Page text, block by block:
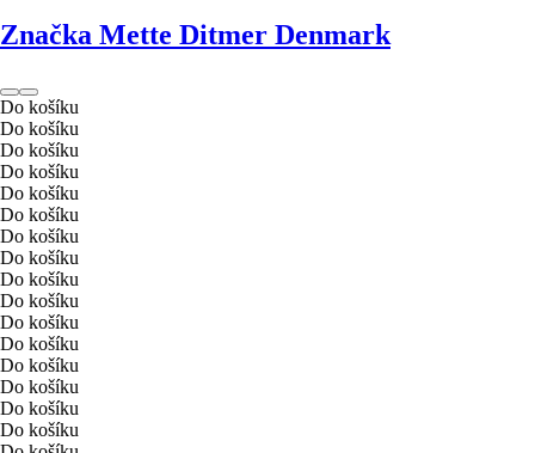
Značka Mette Ditmer Denmark
Do košíku
Do košíku
Do košíku
Do košíku
Do košíku
Do košíku
Do košíku
Do košíku
Do košíku
Do košíku
Do košíku
Do košíku
Do košíku
Do košíku
Do košíku
Do košíku